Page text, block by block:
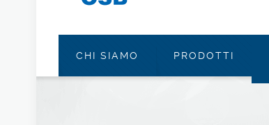
CHI SIAMO PRODOTTI